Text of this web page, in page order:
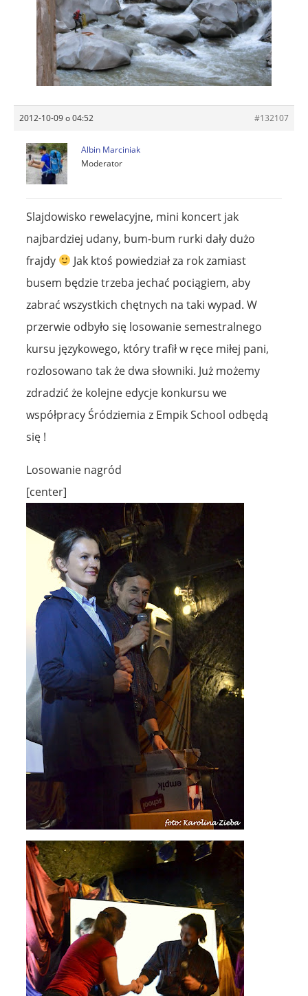
2012-10-09 o 04:52 #132107
Albin Marciniak
Moderator
Slajdowisko rewelacyjne, mini koncert jak
najbardziej udany, bum-bum rurki dały dużo
frajdy
Jak ktoś powiedział za rok zamiast
busem będzie trzeba jechać pociągiem, aby
zabrać wszystkich chętnych na taki wypad. W
przerwie odbyło się losowanie semestralnego
kursu językowego, który trafił w ręce miłej pani,
rozlosowano tak że dwa słowniki. Już możemy
zdradzić że kolejne edycje konkursu we
współpracy Śródziemia z Empik School odbędą
się !
Losowanie nagród
[center]